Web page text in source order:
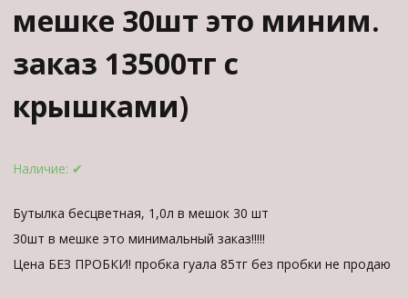
мешке 30шт это миним.
заказ 13500тг с
крышками)
Наличие: ✔
Бутылка бесцветная, 1,0л в мешок 30 шт
30шт в мешке это минимальный заказ!!!!!
Цена БЕЗ ПРОБКИ! пробка гуала 85тг без пробки не продаю